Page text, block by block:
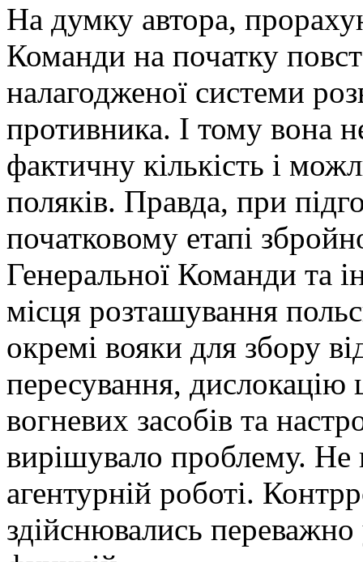
На думку автора,
Команди на початку
налагодженої системи
противника. І тому вона
фактичну кількість і
поляків. Правда, при
початковому етапі
Генеральної Команди та
місця розташування
окремі вояки для збору
пересування, дислокацію
вогневих засобів та
вирішувало проблему. Не
агентурній роботі.
здійснювались